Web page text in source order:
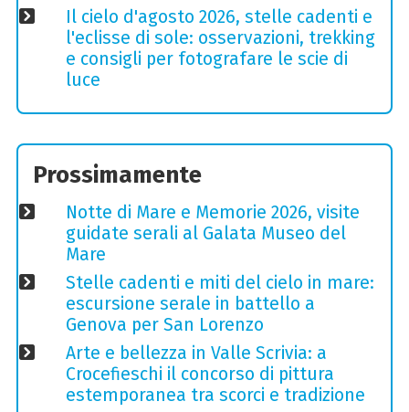
Il cielo d'agosto 2026, stelle cadenti e
l'eclisse di sole: osservazioni, trekking
e consigli per fotografare le scie di
luce
Prossimamente
Notte di Mare e Memorie 2026, visite
guidate serali al Galata Museo del
Mare
Stelle cadenti e miti del cielo in mare:
escursione serale in battello a
Genova per San Lorenzo
Arte e bellezza in Valle Scrivia: a
Crocefieschi il concorso di pittura
estemporanea tra scorci e tradizione